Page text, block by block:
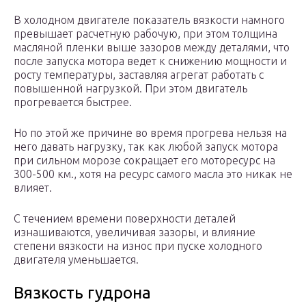
В холодном двигателе показатель вязкости намного
превышает расчетную рабочую, при этом толщина
масляной пленки выше зазоров между деталями, что
после запуска мотора ведет к снижению мощности и
росту температуры, заставляя агрегат работать с
повышенной нагрузкой. При этом двигатель
прогревается быстрее.
Но по этой же причине во время прогрева нельзя на
него давать нагрузку, так как любой запуск мотора
при сильном морозе сокращает его моторесурс на
300-500 км., хотя на ресурс самого масла это никак не
влияет.
С течением времени поверхности деталей
изнашиваются, увеличивая зазоры, и влияние
степени вязкости на износ при пуске холодного
двигателя уменьшается.
Вязкость гудрона